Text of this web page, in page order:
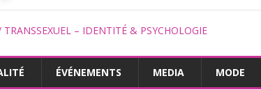
– IDENTITÉ & PSYCHOLOGIE
ÉVÉNEMENTS MEDIA MODE